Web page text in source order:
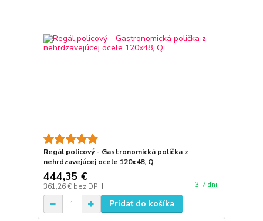
Regál policový - Gastronomická polička z
nehrdzavejúcej ocele 120x48, Q
444,35 €
361,26 € bez DPH 3-7 dni
Pridať do košíka